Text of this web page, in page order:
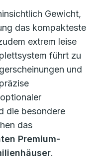
Gewicht,
das kompakteste
extrem leise
führt zu
und
die besondere
das
Premium-
.